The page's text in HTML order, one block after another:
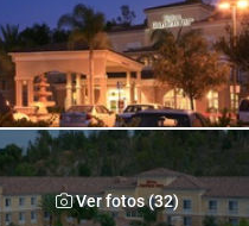
Ver fotos (32)